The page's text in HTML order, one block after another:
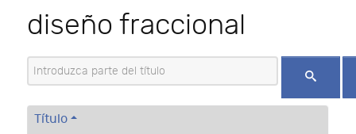
diseño fraccional
Introduzca parte del título
Título